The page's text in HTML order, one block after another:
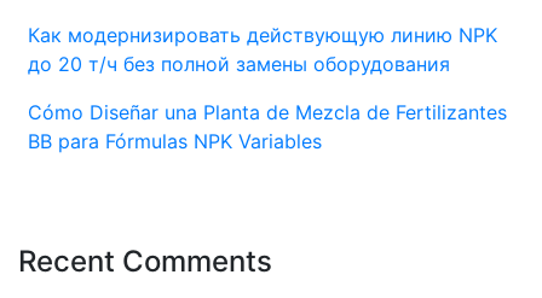
Как модернизировать действующую линию NPK
до 20 т/ч без полной замены оборудования
Cómo Diseñar una Planta de Mezcla de Fertilizantes
BB para Fórmulas NPK Variables
Recent Comments